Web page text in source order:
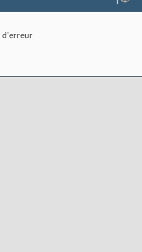
d'erreur